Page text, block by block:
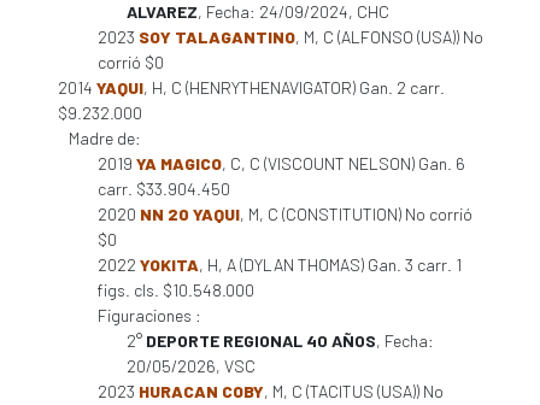
ALVAREZ, Fecha: 24/09/2024, CHC
2023 SOY TALAGANTINO, M, C (ALFONSO (USA)) No
corrió $0
2014 YAQUI, H, C (HENRYTHENAVIGATOR) Gan. 2 carr.
$9.232.000
Madre de:
2019 YA MAGICO, C, C (VISCOUNT NELSON) Gan. 6
carr. $33.904.450
2020 NN 20 YAQUI, M, C (CONSTITUTION) No corrió
$0
2022 YOKITA, H, A (DYLAN THOMAS) Gan. 3 carr. 1
figs. cls. $10.548.000
Figuraciones :
2° DEPORTE REGIONAL 40 AÑOS, Fecha:
20/05/2026, VSC
2023 HURACAN COBY, M, C (TACITUS (USA)) No